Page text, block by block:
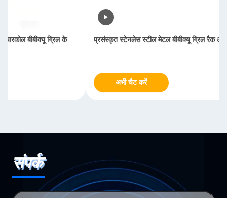
प्रसंस्कृत स्टेनलेस स्टील मेटल बीबीक्यू ग्रिल रैक आउटडोर पिकनिक
संपर्क